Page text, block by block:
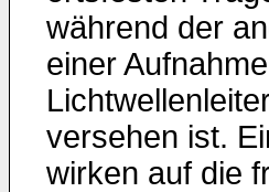
während der
einer
versehen ist.
wirken auf die